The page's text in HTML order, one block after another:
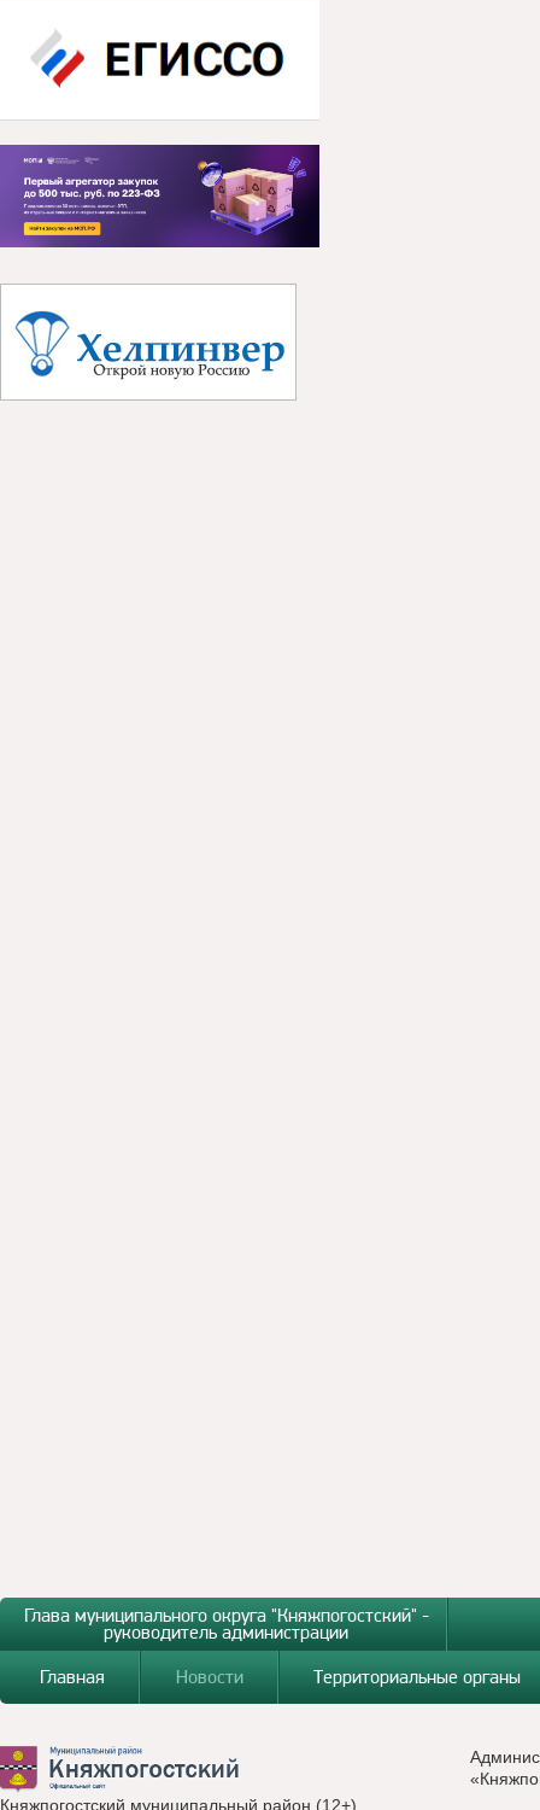
Глава муниципального округа "Княжпогостский" -
руководитель администрации
Главная
Новости Территориальные органы
Княжпогостский муниципальный район (12+)